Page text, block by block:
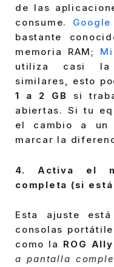
de las
consume.
bastante
memoria RAM;
utiliza casi la
similares, esto
1 a 2 GB si
abiertas. Si tu
el cambio a un
marcar la
4. Activa el
completa (si
Esta ajuste
consolas
como la ROG Ally
a pantalla